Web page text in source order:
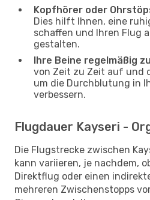
Kopfhörer oder
Dies hilft Ihnen, eine
schaffen und Ihren Flug
gestalten.
Ihre Beine regelmäßig
von Zeit zu Zeit auf und
um die Durchblutung in
verbessern.
Flugdauer Kayseri -
Die Flugstrecke zwischen
kann variieren, je nachdem,
Direktflug oder einen
mehreren Zwischenstopps